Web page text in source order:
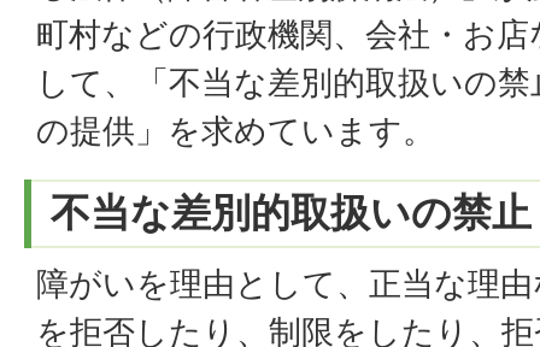
町村などの行政機関、会社・お
して、「不当な差別的取扱いの
の提供」を求めています。
不当な差別的取扱いの禁止
障がいを理由として、正当な理
を拒否したり、制限をしたり、